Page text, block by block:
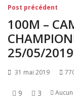
Navigation
de
l’article
Post précédent
100M –
25/05/2019
31 mai 2019
9 3